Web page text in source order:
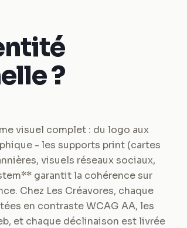
?
visuel complet : du logo aux
- les supports print (cartes
visuels réseaux sociaux,
garantit la cohérence sur
Chez Les Créavores, chaque
en contraste WCAG AA, les
et chaque déclinaison est livrée